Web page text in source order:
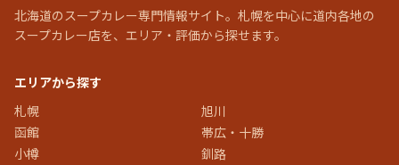
北海道のスープカレー専門情報サイト。札幌を中心に道内各地の
スープカレー店を、エリア・評価から探せます。
エリアから探す
札幌
旭川
函館
帯広・十勝
小樽
釧路